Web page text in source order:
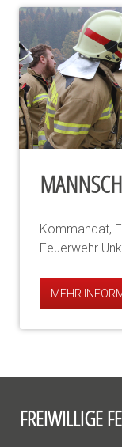
Kommandat,
Feuerwehr
MEHR
FREIWILLIGE